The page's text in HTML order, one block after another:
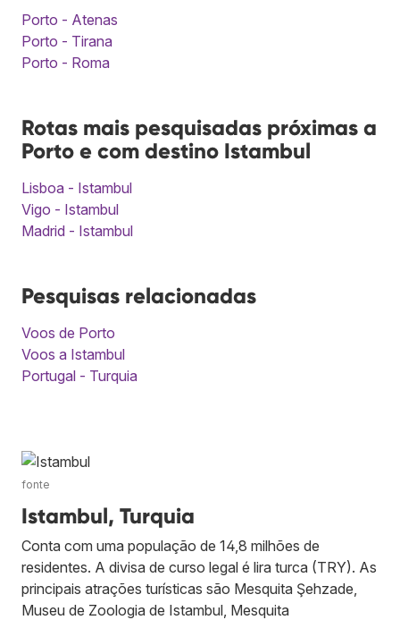
Porto - Atenas
Porto - Tirana
Porto - Roma
Rotas mais pesquisadas próximas a
Porto e com destino Istambul
Lisboa - Istambul
Vigo - Istambul
Madrid - Istambul
Pesquisas relacionadas
Voos de Porto
Voos a Istambul
Portugal - Turquia
fonte
Istambul, Turquia
Conta com uma população de 14,8 milhões de
residentes. A divisa de curso legal é lira turca (TRY). As
principais atrações turísticas são Mesquita Şehzade,
Museu de Zoologia de Istambul, Mesquita